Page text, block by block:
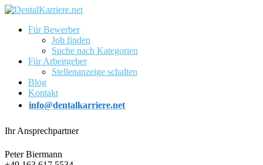
Für Bewerber
Job finden
Suche nach Kategorien
Für Arbeitgeber
Stellenanzeige schalten
Blog
Kontakt
info@dentalkarriere.net
Ihr Ansprechpartner
Peter Biermann